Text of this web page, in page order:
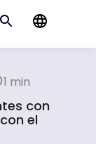
1 min
con
el